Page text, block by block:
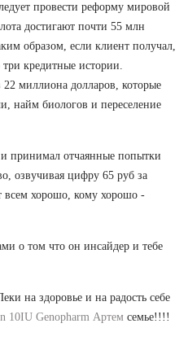
провести реформу мировой
достигают почти 55 млн
образом, если клиент получал,
кредитные истории.
миллиона долларов, которые
найм биологов и переселение
принимал отчаянные попытки
озвучивая цифру 65 руб за
всем хорошо, кому хорошо -
о том что он инсайдер и тебе
на здоровье и на радость себе
10IU Genopharm Артем семье!!!!